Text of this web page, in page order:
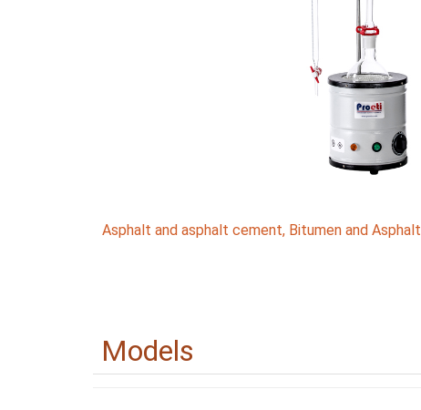
Asphalt and asphalt cement, Bitumen and Asphalt
Models